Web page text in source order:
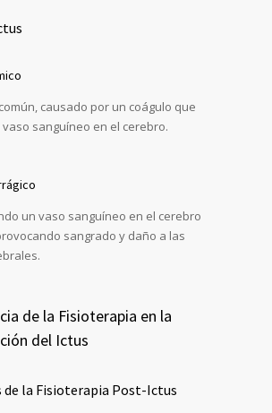
causado por un coágulo que
sanguíneo en el cerebro.
un vaso sanguíneo en el cerebro
sangrado y daño a las
de la Fisioterapia en la
del Ictus
de la Fisioterapia Post-Ictus